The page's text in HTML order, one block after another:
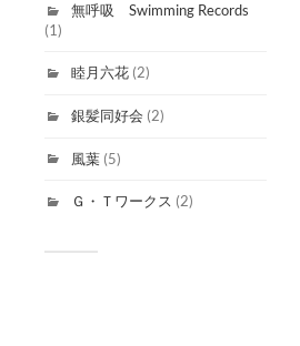
無呼吸 Swimming Records
(1)
睦月六花 (2)
銀髪同好会 (2)
風葉 (5)
Ｇ・Ｔワークス (2)